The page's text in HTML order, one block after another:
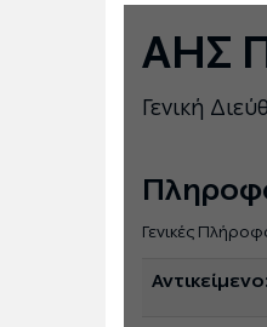
ΑΗΣ
Γενική
Γενικές
Αντικείμενο: